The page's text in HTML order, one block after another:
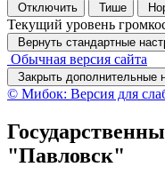
Отключить Тише
Текущий уровень
Вернуть стандартные
Обычная версия сайта
Закрыть дополнительные
© Мибок: Версия для
"Павловск"